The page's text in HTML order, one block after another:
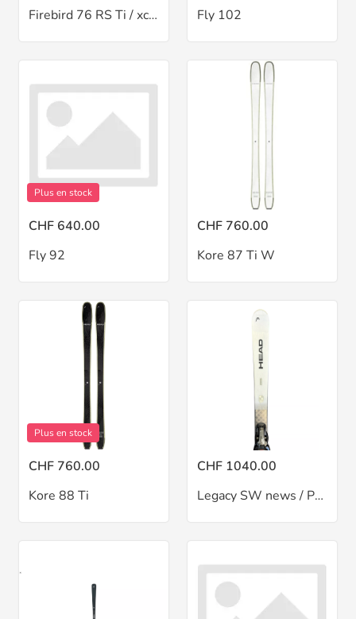
Firebird 76 RS Ti / xcell12 Fly 102
Plus en stock
CHF 640.00
Fly 92
CHF 760.00
Kore 87 Ti W
Plus en stock
CHF 760.00
Kore 88 Ti
CHF 1040.00
Legacy SW news / PRD 12